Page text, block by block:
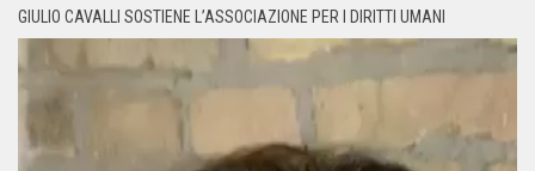
GIULIO CAVALLI SOSTIENE L’ASSOCIAZIONE PER I DIRITTI UMANI
Player